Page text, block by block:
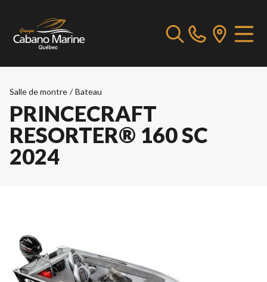
Salle de montre / Bateau
PRINCECRAFT
RESORTER® 160 SC
2024